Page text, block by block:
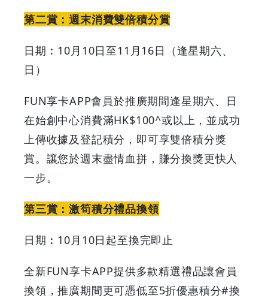
第二賞：週末消費雙倍積分賞
日期︰10月10日至11月16日（逢星期六、
日）
FUN享卡APP會員於推廣期間逢星期六、日
在始創中心消費滿HK$100^或以上，並成功
上傳收據及登記積分，即可享雙倍積分獎
賞。讓您於週末盡情血拼，賺分換獎更快人
一步。
第三賞：激筍積分禮品換領
日期︰10月10日起至換完即止
全新FUN享卡APP提供多款精選禮品讓會員
換領，推廣期間更可憑低至5折優惠積分#換